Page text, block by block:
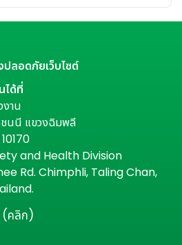
ลอดภัยเว็บไซต์
ได้ที่
าน
ชนนี แขวงฉิมพลี
and Health Division
Rd. Chimphli, Taling Chan,
(คลิก)